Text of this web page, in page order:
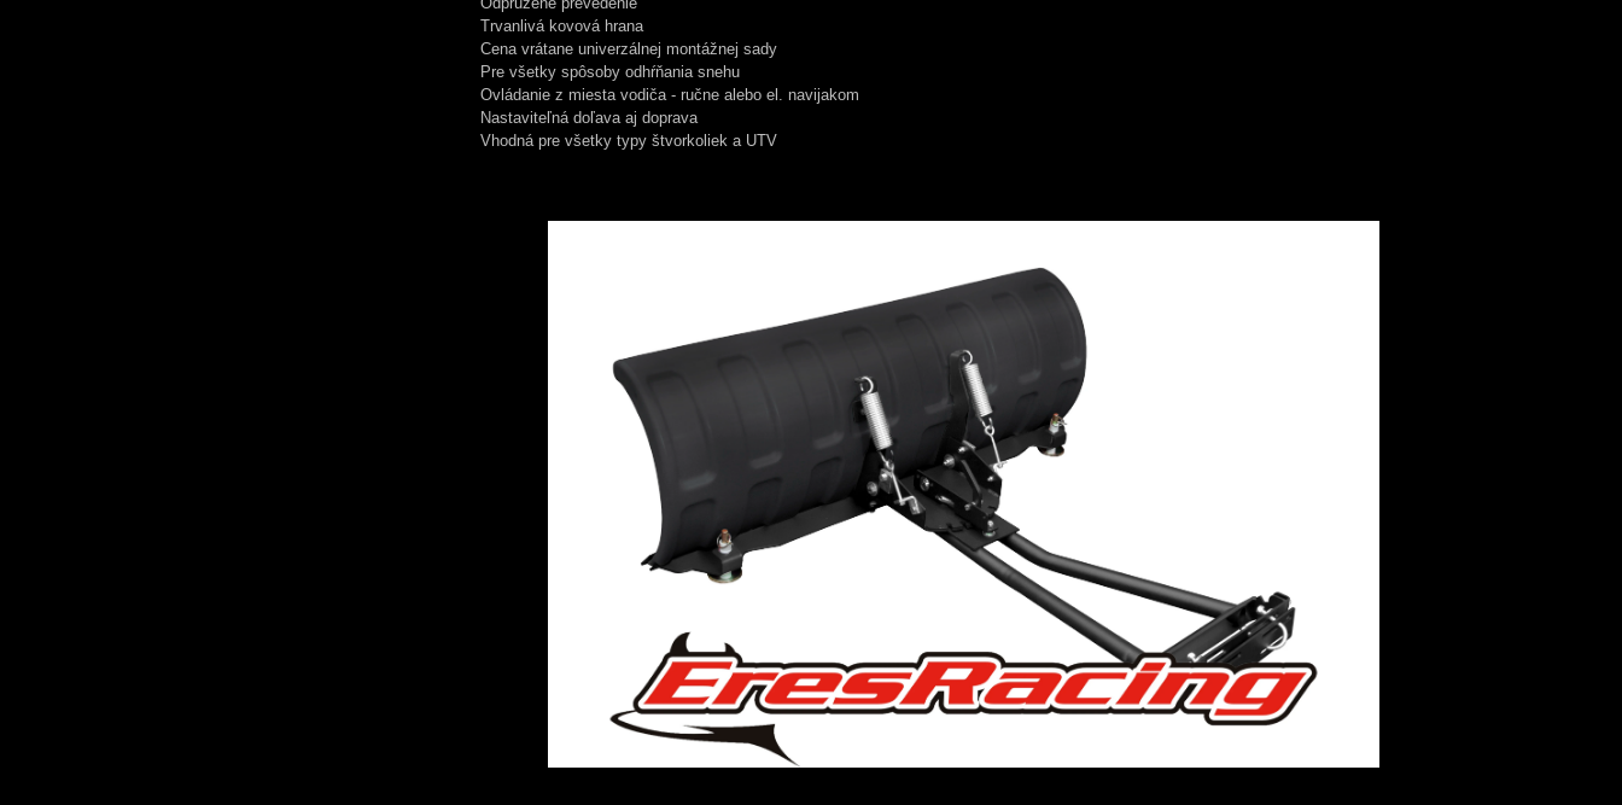
Trvanlivá kovová hrana
Cena vrátane univerzálnej montážnej sady
Pre všetky spôsoby odhŕňania snehu
Ovládanie z miesta vodiča - ručne alebo el. navijakom
Nastaviteľná doľava aj doprava
Vhodná pre všetky typy štvorkoliek a UTV